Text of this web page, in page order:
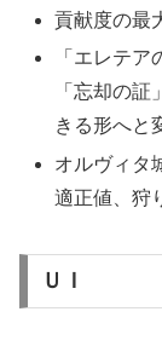
貢献度の最
「エレテア
「忘却の
きる形へと
オルヴィタ
適正値、狩
ＵＩ